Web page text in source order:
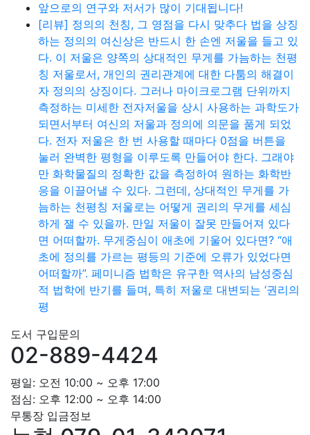
앞으로의 연구와 저서가 많이 기대됩니다!
[리뷰] 정의의 천칭, 그 영점을 다시 맞추다 법을 상징
하는 정의의 여신상은 반드시 한 손엔 저울을 들고 있
다. 이 저울은 양쪽의 상대적인 무게를 가늠하는 천평
칭 저울로서, 개인의 권리관계에 대한 다툼의 해결이
자 정의의 상징이다. 그러나 마이크로그램 단위까지
측정하는 미세한 전자저울을 상시 사용하는 과학도가
되면서부터 여신의 저울과 정의에 의문을 품게 되었
다. 전자 저울은 한 번 사용할 때마다 0점을 버튼을
눌러 완벽한 평형을 이루도록 만들어야 한다. 그래야
만 화학물질의 정확한 값을 측정하여 원하는 화학반
응을 이끌어낼 수 있다. 그런데, 상대적인 무게를 가
늠하는 천평칭 저울로는 어떻게 권리의 무게를 세심
하게 잴 수 있을까. 만일 저울이 잘못 만들어져 있다
면 어떠할까. 무게중심이 애초에 기울어 있다면? “애
초에 정의를 가르는 평등의 기준에 오류가 있었다면
어떠할까”. 페미니즘 법학은 유구한 역사의 남성중심
적 법학에 반기를 들며, 특히 저울로 대변되는 ‘권리의
평
도서 구입문의
02-889-4424
평일: 오전 10:00 ~ 오후 17:00
점심: 오후 12:00 ~ 오후 14:00
무통장 입금정보